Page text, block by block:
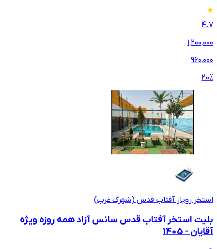
4.7
۱٬۲۰۰٬۰۰۰
۹۶۰٬۰۰۰
20%
استخر روباز آفتاب قدس (شهرک غرب)
بلیت استخر آفتاب قدس سانس آزاد همه روزه ویژه
آقایان - 1405